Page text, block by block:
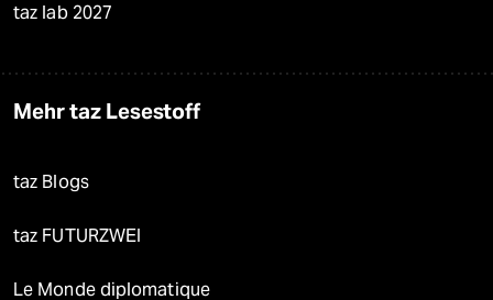
taz lab 2027
Mehr taz Lesestoff
taz Blogs
taz FUTURZWEI
Le Monde diplomatique